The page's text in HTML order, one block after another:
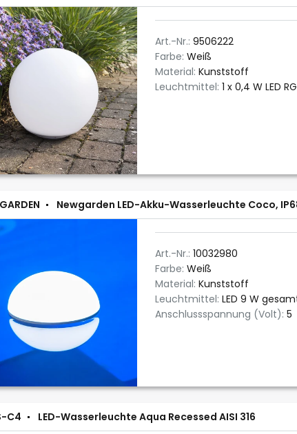
Art.-Nr.: 9506222
Farbe: Weiß
Material: Kunststoff
Leuchtmittel: 1 x 0,4 W LED
Newgarden LED-Akku-Wasserleuchte Coco,
Art.-Nr.: 10032980
Farbe: Weiß
Material: Kunststoff
Leuchtmittel: LED 9 W
Anschlussspannung (Volt): 5
C4 LED-Wasserleuchte Aqua Recessed AISI 316